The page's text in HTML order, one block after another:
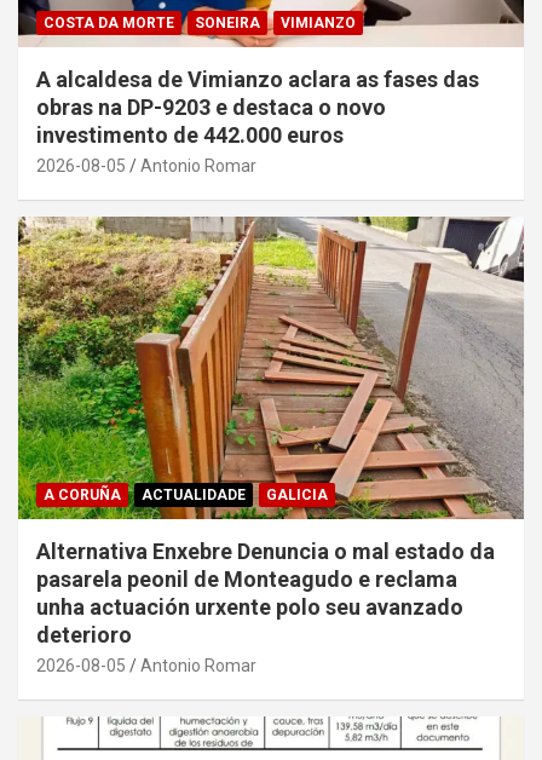
COSTA DA MORTE SONEIRA VIMIANZO
A alcaldesa de Vimianzo aclara as fases das
obras na DP-9203 e destaca o novo
investimento de 442.000 euros
2026-08-05 Antonio Romar
A CORUÑA ACTUALIDADE GALICIA
Alternativa Enxebre Denuncia o mal estado da
pasarela peonil de Monteagudo e reclama
unha actuación urxente polo seu avanzado
deterioro
2026-08-05 Antonio Romar